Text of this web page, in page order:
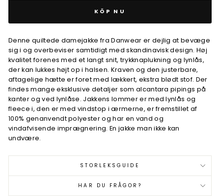
KÖP NU
Denne quiltede damejakke fra Danwear er dejlig at bevæge
sig i og overbeviser samtidigt med skandinavisk design. Høj
kvalitet forenes med et langt snit, trykknaplukning og lynlås,
der kan lukkes højt op i halsen. Kraven og den justerbare,
aftagelige hætte er foret med lækkert, ekstra blødt stof. Der
findes mange eksklusive detaljer som alcantara pipings på
kanter og ved lynlåse. Jakkens lommer er med lynlås og
fleece i, den er med vindstop i ærmerne, er fremstillet af
100% genanvendt polyester og har en vand og
vindafvisende imprægnering. En jakke man ikke kan
undvære.
STORLEKSGUIDE
HAR DU FRÅGOR?